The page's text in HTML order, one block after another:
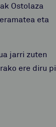
Ostolaza
eta
jarri zuten
ere diru